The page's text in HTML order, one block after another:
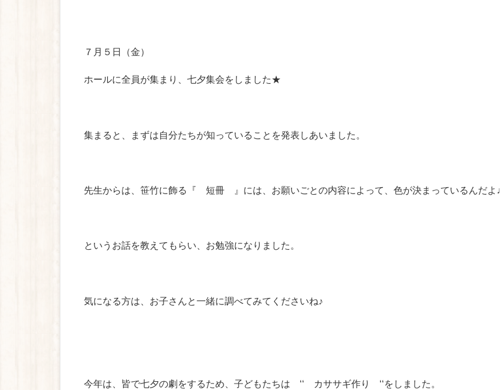
７月５日（金）
ホールに全員が集まり、七夕集会をしました★
集まると、まずは自分たちが知っていることを発表しあいました。
先生からは、笹竹に飾る『 短冊 』には、お願いごとの内容によって、色が決まっているんだよ♩
というお話を教えてもらい、お勉強になりました。
気になる方は、お子さんと一緒に調べてみてくださいね♪
今年は、皆で七夕の劇をするため、子どもたちは ‘‘ カササギ作り ‘‘をしました。